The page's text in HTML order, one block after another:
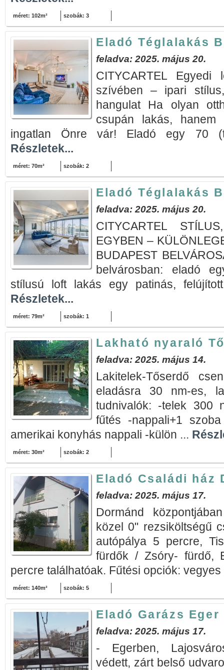
méret: 102m² szobák: 3
Eladó Téglalakás
feladva: 2025. május 20.
CITYCARTEL Egyedi
szívében – ipari
hangulat Ha olyan
csupán lakás,
ingatlan Önre vár! Eladó egy 70
Részletek...
méret: 70m² szobák: 2
Eladó Téglalakás
feladva: 2025. május 20.
CITYCARTEL
EGYBEN –
BUDAPEST
belvárosban: eladó
stílusú loft lakás egy patinás,
Részletek...
méret: 79m² szobák: 1
Lakható nyaraló
feladva: 2025. május 14.
Lakitelek-Tőserdő
eladásra 30 nm-es,
tudnivalók: -telek 300
fűtés -nappali+1
amerikai konyhás nappali -külön ...
méret: 30m² szobák: 2
Eladó Családi ház
feladva: 2025. május 17.
Dormánd
közel 0" rezsiköltségű
autópálya 5 percre,
fürdők / Zsóry- fürdő,
percre találhatóak. Fűtési opciók:
méret: 140m² szobák: 5
Eladó Garázs Eger
feladva: 2025. május 17.
- Egerben,
védett, zárt belső